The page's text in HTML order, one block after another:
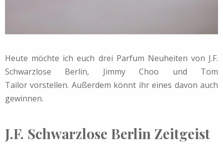
Heute möchte ich euch drei Parfum Neuheiten von J.F.
Schwarzlose Berlin, Jimmy Choo und Tom
Tailor vorstellen. Außerdem könnt ihr eines davon auch
gewinnen.
J.F. Schwarzlose Berlin Zeitgeist